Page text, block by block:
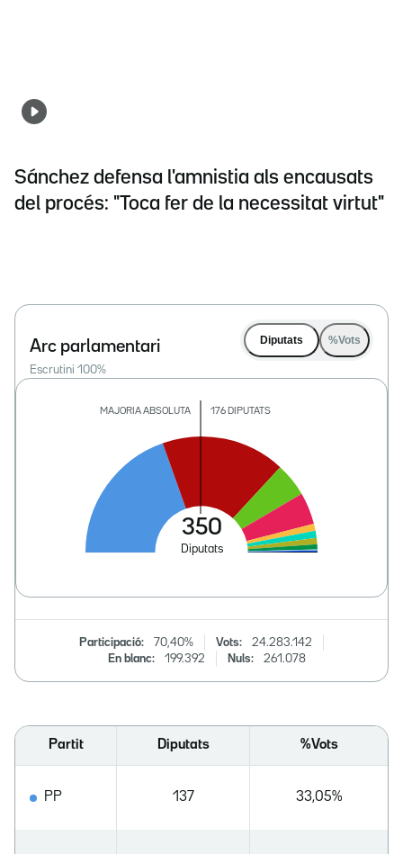
Sánchez defensa l'amnistia als encausats
del procés: "Toca fer de la necessitat virtut"
Arc parlamentari
Escrutini 100%
Diputats %Vots
Participació: 70,40% Vots:
24.283.142
En blanc:
199.392 Nuls: 261.078
Partit Diputats %Vots
PP 137 33,05%